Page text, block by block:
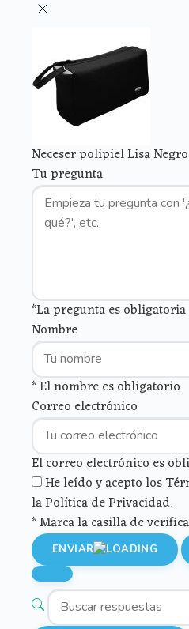
Neceser polipiel Lisa Negro
Tu pregunta
*La pregunta es obligatoria
Nombre
* El nombre es obligatorio
Correo electrónico
El correo electrónico es
He leído y acepto los
la Política de Privacidad.
* Marca la casilla de
ENVIAR